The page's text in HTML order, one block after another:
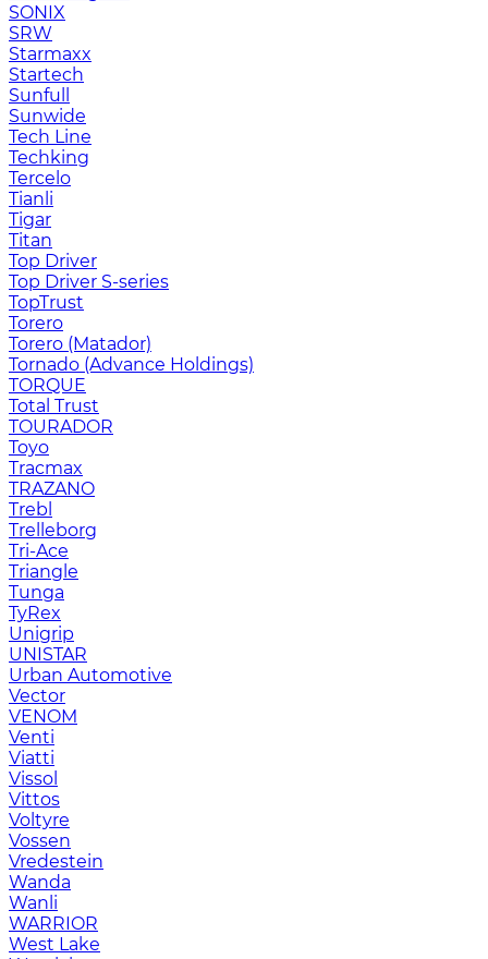
SONIX
SRW
Starmaxx
Startech
Sunfull
Sunwide
Tech Line
Techking
Tercelo
Tianli
Tigar
Titan
Top Driver
Top Driver S-series
TopTrust
Torero
Torero (Matador)
Tornado (Advance Holdings)
TORQUE
Total Trust
TOURADOR
Toyo
Tracmax
TRAZANO
Trebl
Trelleborg
Tri-Ace
Triangle
Tunga
TyRex
Unigrip
UNISTAR
Urban Automotive
Vector
VENOM
Venti
Viatti
Vissol
Vittos
Voltyre
Vossen
Vredestein
Wanda
Wanli
WARRIOR
West Lake